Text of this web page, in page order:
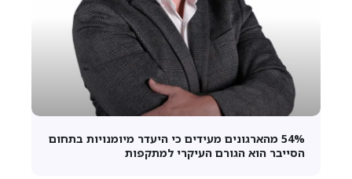
54% מהארגונים מעידים כי היעדר מיומנויות בתחום
הסייבר הוא הגורם העיקרי למתקפות